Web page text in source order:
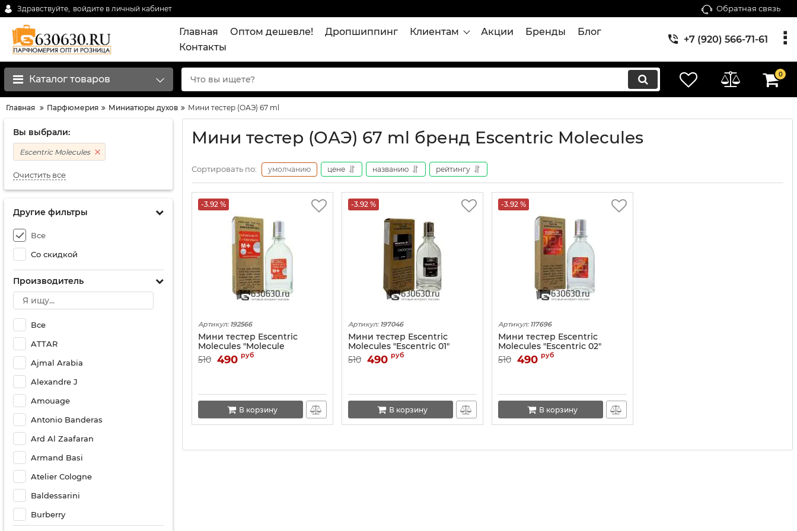
Здравствуйте, войдите в личный кабинет Обратная связь
Главная Оптом дешевле! Дропшиппинг Клиентам Акции Бренды
Блог
Контакты
+7 (920) 566-71-61
Каталог товаров 0
Главная Парфюмерия Миниатюры духов Мини тестер (ОАЭ) 67 ml
Вы выбрали:
Escentric Molecules
Очистить все
Другие фильтры
Все
Со скидкой
Производитель
Все
ATTAR
Ajmal Arabia
Alexandre J
Amouage
Antonio Banderas
Ard Al Zaafaran
Armand Basi
Atelier Cologne
Baldessarini
Burberry
Мини тестер (ОАЭ) 67 ml бренд Escentric Molecules
Сортировать по: умолчанию цене названию рейтингу
-3.92 %
Артикул: 192566
Мини тестер Escentric
Molecules "Molecule
01+Mandarin" (ОАЭ) 67 ml
510 490 руб
В корзину
-3.92 %
Артикул: 197046
Мини тестер Escentric
Molecules "Escentric 01"
(ОАЭ) 67 ml
510 490 руб
В корзину
-3.92 %
Артикул: 117696
Мини тестер Escentric
Molecules "Escentric 02"
(ОАЭ) 67 ml
510 490 руб
В корзину